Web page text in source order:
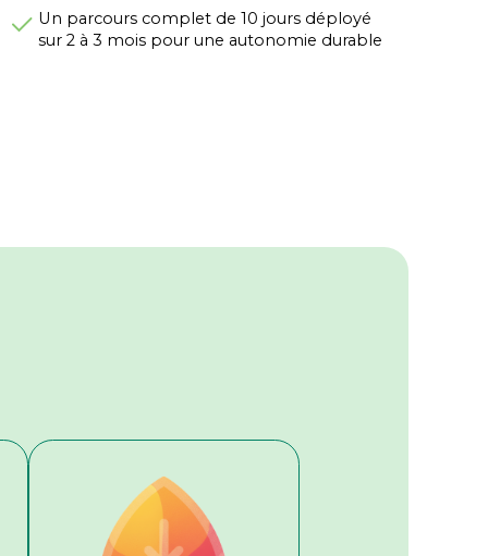
Un parcours complet de 10 jours déployé
sur 2 à 3 mois pour une autonomie durable